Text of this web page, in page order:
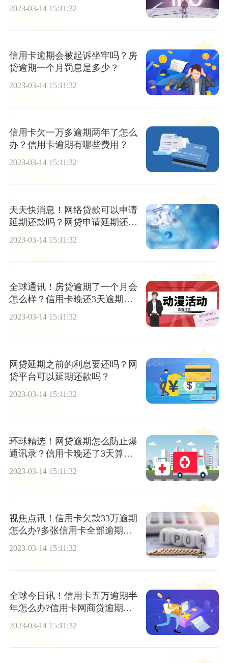
2023-03-14 15:11:32
信用卡逾期会被起诉坐牢吗？房
贷逾期一个月罚息是多少？
2023-03-14 15:11:32
信用卡欠一万多逾期两年了怎么
办？信用卡逾期有哪些费用？
2023-03-14 15:11:32
天天快消息！网络贷款可以申请
延期还款吗？网贷申请延期还款
2023-03-14 15:11:32
全球通讯！房贷逾期了一个月会
怎么样？信用卡晚还3天逾期怎
么解决？
2023-03-14 15:11:32
网贷延期之前的利息要还吗？网
贷平台可以延期还款吗？
2023-03-14 15:11:32
环球精选！网贷逾期怎么防止爆
通讯录？信用卡晚还了3天算逾
2023-03-14 15:11:32
视焦点讯！信用卡欠款33万逾期
怎么办?多张信用卡全部逾期应
该怎么办?
2023-03-14 15:11:32
全球今日讯！信用卡五万逾期半
年怎么办?信用卡网商贷逾期要
2023-03-14 15:11:32